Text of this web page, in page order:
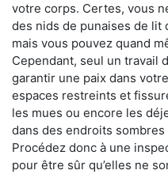
votre corps. Certes, vous
des nids de punaises de lit
mais vous pouvez quand
Cependant, seul un travail
garantir une paix dans
espaces restreints et
les mues ou encore les
dans des endroits
Procédez donc à une
pour être sûr qu’elles ne